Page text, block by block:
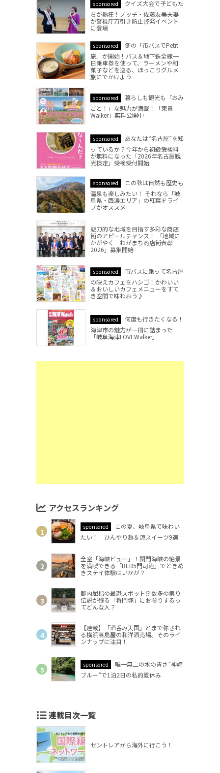
sponsored
クイズ大会で子どもた
ちが熱狂！ノッチ・佐藤友美夫妻
が警視庁万引き防止啓発イベント
に登場
sponsored
冬の「市バスでPetit
旅」が開始！バス＆地下鉄全線一
日乗車券を使って、ラーメンや和
菓子などを巡る、ほっこりグルメ
旅にでかけよう
sponsored
暮らしも観光も「おみ
ごと！」な魅力が満載！「東員
Walker」無料公開中
sponsored
あなたは“名古屋”を知
っているか？今年から初級受検料
が無料になった「2026年名古屋観
光検定」受検受付開始
sponsored
この秋は自然も歴史も
温泉も楽しみたい！ それなら「岐
阜県・西濃エリア」の紅葉ドライ
ブがオススメ
魅力的な地域を目指す多彩な商店
街のアピールチャンス！ 「地域に
かがやく わがまち商店街表彰
2026」募集開始
sponsored
市バスに乗って名古屋
の映えカフェをハシゴ！かわいい
＆おいしいカフェメニューをすて
き空間で味わおう♪
sponsored
何度も行きたくなる！
海津市の魅力が一冊に詰まった
「岐阜海津LOVEWalker」
アクセスランキング
sponsored
この夏、岐阜県で味わい
たい！ ひんやり麺＆涼スイーツ9選
全室「海峡ビュー」！関門海峡の絶景
を満喫できる「BEB5門司港」でときめ
きステイ体験はいかが？
都内屈指の最恐スポット⁉ 数多の祟り
伝説が残る「将門塚」にお参りするっ
てどんな人？
【連載】「酒呑み天国」とまで称され
る横浜髙島屋の和洋酒売場。そのライ
ンナップに注目！
sponsored
唯一無二の水の青さ”神崎
ブルー”で1泊2日の私的夏休み
連載目次一覧
セントレアから海外に行こう！